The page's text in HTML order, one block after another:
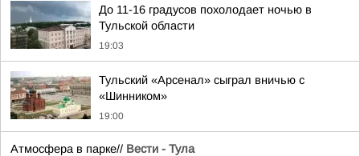
До 11-16 градусов похолодает ночью в
Тульской области
19:03
Тульский «Арсенал» сыграл вничью с
«Шинником»
19:00
Атмосфера в парке// Вести - Тула